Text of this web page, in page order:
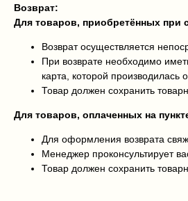
Возврат:
Для товаров, приобретённых при
Возврат осуществляется
При возврате необходимо
карта, которой производилась
Товар должен сохранить
Для товаров, оплаченных на
Для оформления возврата
Менеджер проконсультирует
Товар должен сохранить